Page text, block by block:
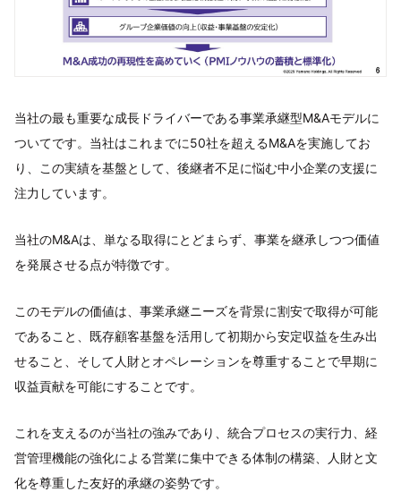
当社の最も重要な成長ドライバーである事業承継型M&Aモデルに
ついてです。当社はこれまでに50社を超えるM&Aを実施してお
り、この実績を基盤として、後継者不足に悩む中小企業の支援に
注力しています。
当社のM&Aは、単なる取得にとどまらず、事業を継承しつつ価値
を発展させる点が特徴です。
このモデルの価値は、事業承継ニーズを背景に割安で取得が可能
であること、既存顧客基盤を活用して初期から安定収益を生み出
せること、そして人財とオペレーションを尊重することで早期に
収益貢献を可能にすることです。
これを支えるのが当社の強みであり、統合プロセスの実行力、経
営管理機能の強化による営業に集中できる体制の構築、人財と文
化を尊重した友好的承継の姿勢です。